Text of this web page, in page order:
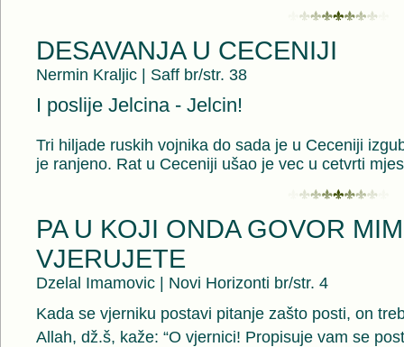
DESAVANJA U CECENIJI
Nermin Kraljic Saff br/str. 38
I poslije Jelcina - Jelcin!
Tri hiljade ruskih vojnika do sada je u Ceceniji
je ranjeno. Rat u Ceceniji ušao je vec u cetvrti
PA U KOJI ONDA GOVOR
VJERUJETE
Dzelal Imamovic
Novi Horizonti br/str. 4
Kada se vjerniku postavi pitanje zašto posti, on
Allah, dž.š, kaže: “O vjernici! Propisuje vam se